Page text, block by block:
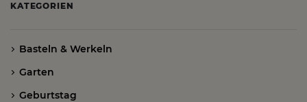
KATEGORIEN
Basteln & Werkeln
Garten
Geburtstag